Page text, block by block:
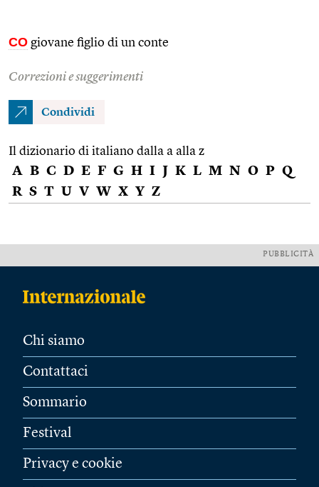
CO giovane figlio di un conte
Correzioni e suggerimenti
Condividi
Il dizionario di italiano dalla a alla z
A B C D E F G H I J K L M N O P Q
R S T U V W X Y Z
PUBBLICITÀ
Chi siamo
Contattaci
Sommario
Festival
Privacy e cookie